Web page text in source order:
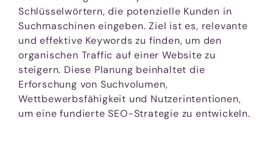
Schlüsselwörtern, die potenzielle Kunden in
Suchmaschinen eingeben. Ziel ist es, relevante
und effektive Keywords zu finden, um den
organischen Traffic auf einer Website zu
steigern. Diese Planung beinhaltet die
Erforschung von Suchvolumen,
Wettbewerbsfähigkeit und Nutzerintentionen,
um eine fundierte SEO-Strategie zu entwickeln.